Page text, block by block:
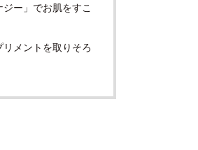
ー」でお肌をすこ
メントを取りそろ